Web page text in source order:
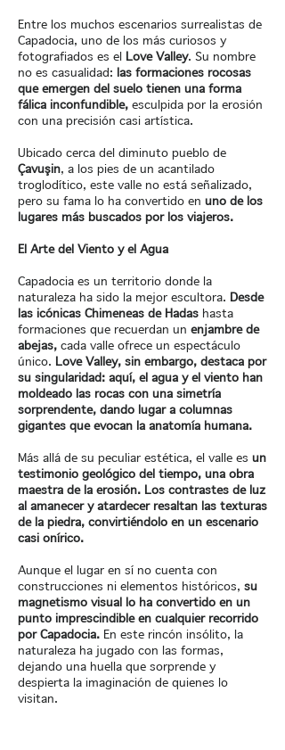
Entre los muchos escenarios surrealistas de
Capadocia, uno de los más curiosos y
fotografiados es el Love Valley. Su nombre
no es casualidad: las formaciones rocosas
que emergen del suelo tienen una forma
fálica inconfundible, esculpida por la erosión
con una precisión casi artística.
Ubicado cerca del diminuto pueblo de
Çavuşin, a los pies de un acantilado
troglodítico, este valle no está señalizado,
pero su fama lo ha convertido en uno de los
lugares más buscados por los viajeros.
El Arte del Viento y el Agua
Capadocia es un territorio donde la
naturaleza ha sido la mejor escultora. Desde
las icónicas Chimeneas de Hadas hasta
formaciones que recuerdan un enjambre de
abejas, cada valle ofrece un espectáculo
único. Love Valley, sin embargo, destaca por
su singularidad: aquí, el agua y el viento han
moldeado las rocas con una simetría
sorprendente, dando lugar a columnas
gigantes que evocan la anatomía humana.
Más allá de su peculiar estética, el valle es un
testimonio geológico del tiempo, una obra
maestra de la erosión. Los contrastes de luz
al amanecer y atardecer resaltan las texturas
de la piedra, convirtiéndolo en un escenario
casi onírico.
Aunque el lugar en sí no cuenta con
construcciones ni elementos históricos, su
magnetismo visual lo ha convertido en un
punto imprescindible en cualquier recorrido
por Capadocia. En este rincón insólito, la
naturaleza ha jugado con las formas,
dejando una huella que sorprende y
despierta la imaginación de quienes lo
visitan.